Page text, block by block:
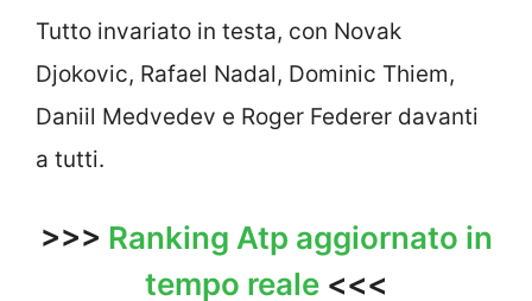
Tutto invariato in testa, con Novak
Djokovic, Rafael Nadal, Dominic Thiem,
Daniil Medvedev e Roger Federer davanti
a tutti.
>>> Ranking Atp aggiornato in
tempo reale <<<